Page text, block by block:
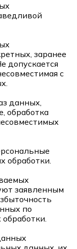
заранее
допускается
с
данных,
обработка
обработки.
заявленным
по